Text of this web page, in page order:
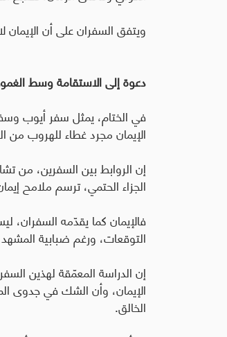
ويتفق السفران على أن
دعوة إلى الاستقامة وسط
في الختام، يمثل سفر أيوب
الإيمان مجرد غطاء للهروب من
إن الروابط بين السفرين، من
الجزاء الحتمي، ترسم ملامح
فالإيمان كما يقدّمه السفران،
التوقعات، ورغم ضبابية
إن الدراسة المعمّقة لهذين
الإيمان، وأن الشك في جدوى
الخالق.